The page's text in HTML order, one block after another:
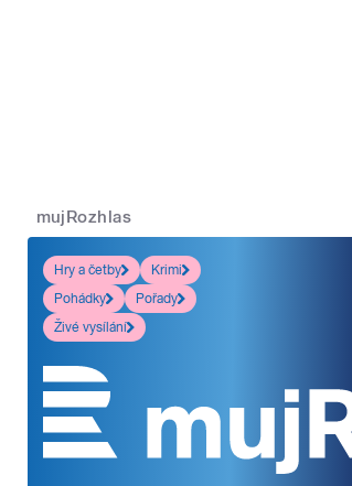
mujRozhlas
Hry a četby
Krimi
Pohádky
Pořady
Živé vysílání